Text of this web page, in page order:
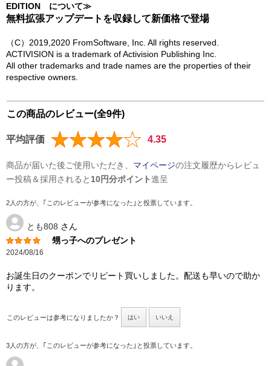
EDITION について≫
無料拡張アップデートを収録して新価格で登場
（C）2019,2020 FromSoftware, Inc. All rights reserved.
ACTIVISION is a trademark of Activision Publishing Inc.
All other trademarks and trade names are the properties of their
respective owners.
この商品のレビュー(全9件)
平均評価 4.35
商品が届いた後ご使用いただき、 マイページの注文履歴からレビュ
ー投稿＆採用されると 10円分ポイント進呈
2人の方が、｢このレビューが参考になった｣と投票しています。
とも808 さん
甥っ子へのプレゼント
2024/08/16
お誕生日のクーポンでリピート買いしました。配送も早いので助か
ります。
このレビューは参考になりましたか？ はい いいえ
3人の方が、｢このレビューが参考になった｣と投票しています。